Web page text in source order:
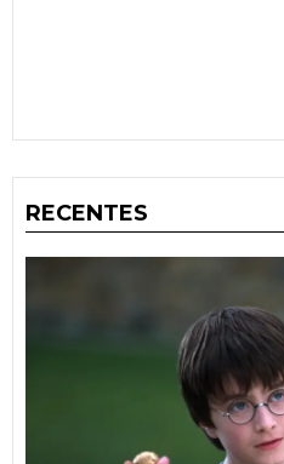
RECENTES